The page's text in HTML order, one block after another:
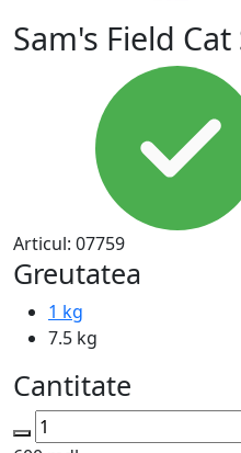
Sam's Field
Articul: 07759
Greutatea
1 kg
7.5 kg
Cantitate